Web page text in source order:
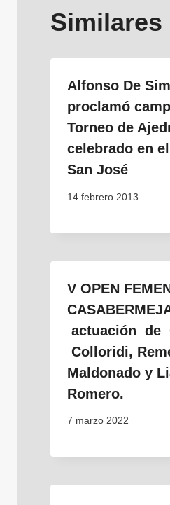
Similares
Alfonso De
proclamó
Torneo de
celebrado en
San José
14 febrero 2013
V OPEN
actuación de
Colloridi,
Maldonado y
Romero.
7 marzo 2022